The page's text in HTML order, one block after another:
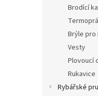
Brodící
Brýle pro
Vesty
Plovoucí
Rukavice
Rybářské